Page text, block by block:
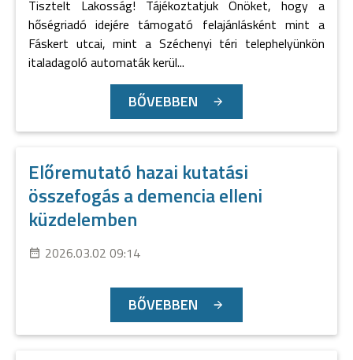
Tisztelt Lakosság! Tájékoztatjuk Önöket, hogy a
hőségriadó idejére támogató felajánlásként mint a
Fáskert utcai, mint a Széchenyi téri telephelyünkön
italadagoló automaták kerül...
BŐVEBBEN
Előremutató hazai kutatási
összefogás a demencia elleni
küzdelemben
2026.03.02 09:14
BŐVEBBEN